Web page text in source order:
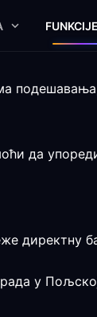
FUNKCIJE
да
директну
у